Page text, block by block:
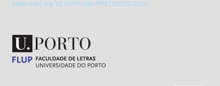
https://doi.org/10.54499/UID/PRR2/00727/2025